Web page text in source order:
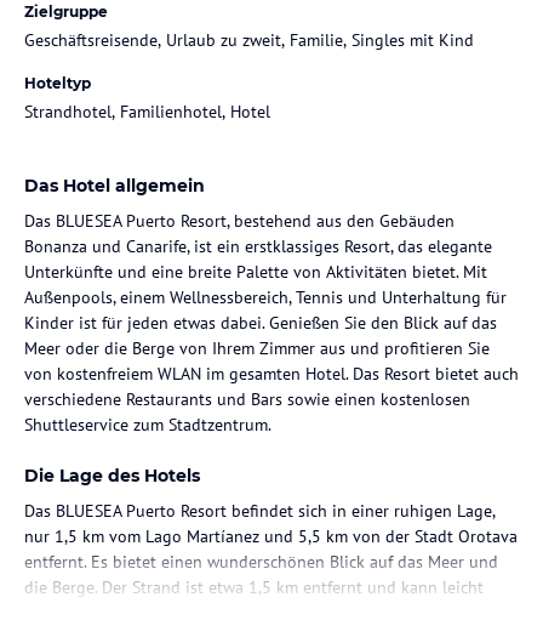
Zielgruppe
Geschäftsreisende, Urlaub zu zweit, Familie, Singles mit Kind
Hoteltyp
Strandhotel, Familienhotel, Hotel
Das Hotel allgemein
Das BLUESEA Puerto Resort, bestehend aus den Gebäuden
Bonanza und Canarife, ist ein erstklassiges Resort, das elegante
Unterkünfte und eine breite Palette von Aktivitäten bietet. Mit
Außenpools, einem Wellnessbereich, Tennis und Unterhaltung für
Kinder ist für jeden etwas dabei. Genießen Sie den Blick auf das
Meer oder die Berge von Ihrem Zimmer aus und profitieren Sie
von kostenfreiem WLAN im gesamten Hotel. Das Resort bietet auch
verschiedene Restaurants und Bars sowie einen kostenlosen
Shuttleservice zum Stadtzentrum.
Die Lage des Hotels
Das BLUESEA Puerto Resort befindet sich in einer ruhigen Lage,
nur 1,5 km vom Lago Martíanez und 5,5 km von der Stadt Orotava
entfernt. Es bietet einen wunderschönen Blick auf das Meer und
die Berge. Der Strand ist etwa 1,5 km entfernt und kann leicht